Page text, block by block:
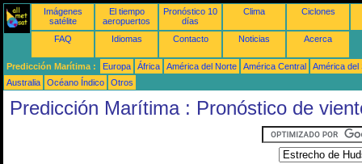
Imágenes
satélite
El tiempo
aeropuertos
Pronóstico 10
días
Clima Ciclones
FAQ Idiomas Contacto Noticias Acerca
Predicción Marítima : Europa África América del Norte América Central
América del
Australia
Océano Índico Otros
Predicción Marítima : Pronóstico de